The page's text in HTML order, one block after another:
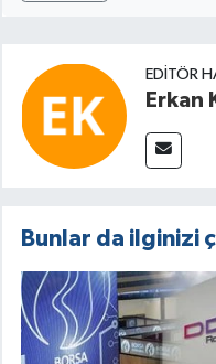
EDITÖR
Erkan
Bunlar da ilginizi